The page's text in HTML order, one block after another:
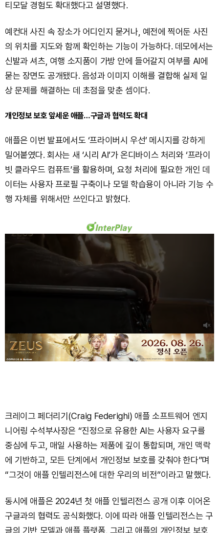
티모달 경험도 확대했다고 설명했다.
예컨대 사진 속 장소가 어디인지 묻거나, 예전에 찍어둔 사진
의 위치를 지도와 함께 확인하는 기능이 가능하다. 데모에서는
신발과 셔츠, 여행 소지품이 가방 안에 들어갈지 여부를 AI에
묻는 장면도 공개됐다. 음성과 이미지 이해를 결합해 실제 일
상 문제를 해결하는 데 초점을 맞춘 셈이다.
개인정보 보호 앞세운 애플…구글과 협력도 확대
애플은 이번 발표에서도 ‘프라이버시 우선’ 메시지를 강하게
밀어붙였다. 회사는 새 ‘시리 AI’가 온디바이스 처리와 ‘프라이
빗 클라우드 컴퓨트’를 활용하며, 요청 처리에 필요한 개인 데
이터는 사용자 프로필 구축이나 모델 학습용이 아니라 기능 수
행 자체를 위해서만 쓰인다고 밝혔다.
크레이그 페더리기(Craig Federighi) 애플 소프트웨어 엔지
니어링 수석부사장은 “진정으로 유용한 AI는 사용자 요구를
중심에 두고, 매일 사용하는 제품에 깊이 통합되며, 개인 맥락
에 기반하고, 모든 단계에서 개인정보 보호를 갖춰야 한다”며
“그것이 애플 인텔리전스에 대한 우리의 비전”이라고 말했다.
동시에 애플은 2024년 첫 애플 인텔리전스 공개 이후 이어온
구글과의 협력도 공식화했다. 이에 따라 애플 인텔리전스는 구
글의 기반 모델과 애플 플랫폼, 그리고 애플의 개인정보 보호